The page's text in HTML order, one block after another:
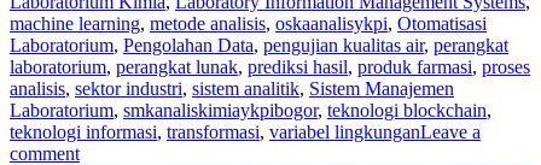
machine learning, metode analisis, oskaanalisykpi, Otomatisasi
Laboratorium, Pengolahan Data, pengujian kualitas air, perangkat
laboratorium, perangkat lunak, prediksi hasil, produk farmasi, proses
analisis, sektor industri, sistem analitik, Sistem Manajemen
Laboratorium, smkanaliskimiaykpibogor, teknologi blockchain,
teknologi informasi, transformasi, variabel lingkunganLeave a
comment